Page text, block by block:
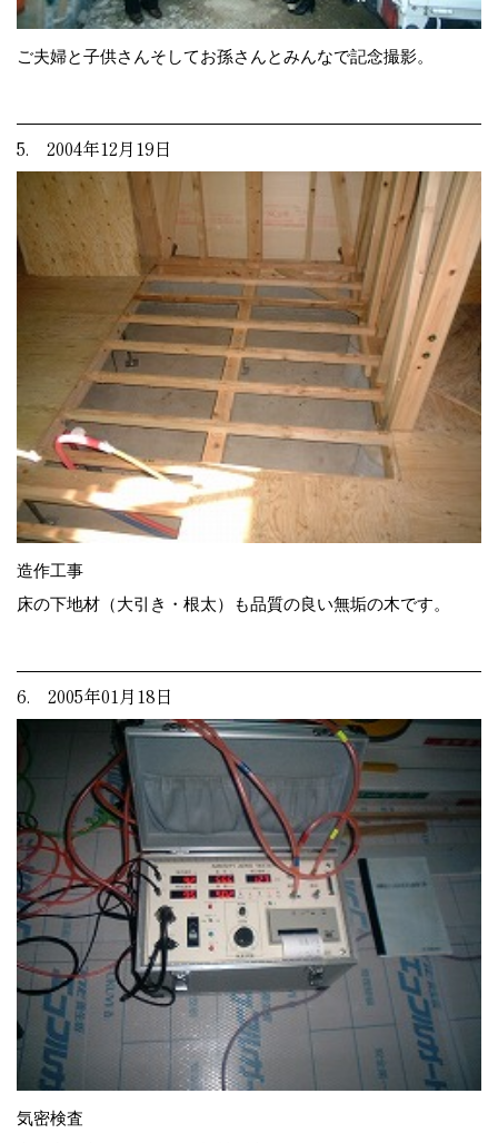
ご夫婦と子供さんそしてお孫さんとみんなで記念撮影。
5. 2004年12月19日
造作工事
床の下地材（大引き・根太）も品質の良い無垢の木です。
6. 2005年01月18日
気密検査